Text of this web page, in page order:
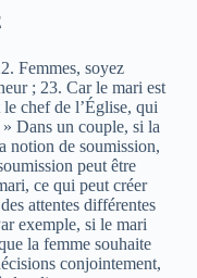
Femmes, soyez
; 23. Car le mari est
chef de l’Église, qui
Dans un couple, si la
notion de soumission,
peut être
ce qui peut créer
attentes différentes
exemple, si le mari
la femme souhaite
conjointement,